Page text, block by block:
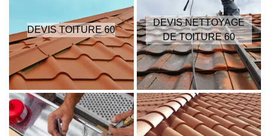
DEVIS TOITURE 60
DEVIS NETTOYAGE
DE TOITURE 60